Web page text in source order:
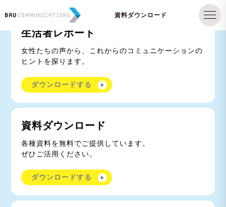
資料ダウンロード
生活者レポート
女性たちの声から、これからのコミュニケーションの
ヒントを探ります。
ダウンロードする
資料ダウンロード
各種資料を無料でご提供しています。
ぜひご活用ください。
ダウンロードする